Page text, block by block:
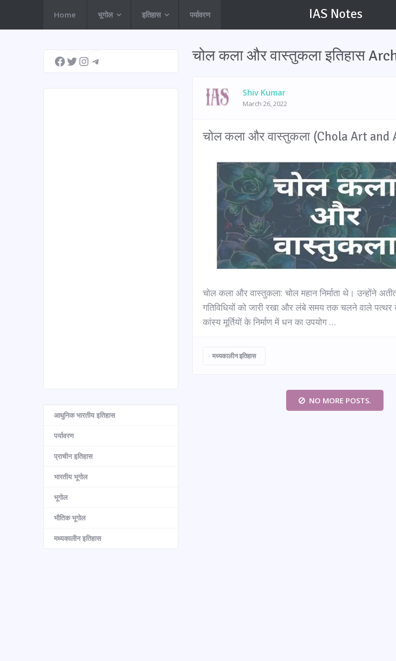
Home भूगोल इतिहास पर्यावरण IAS Notes
चोल कला और वास्तुकला इतिहास
Shiv Kumar
March 26, 2022
चोल कला और वास्तुकला (Chola Art
चोल कला और वास्तुकला: चोल महान निर्माता थे। उन्होंने
गतिविधियों को जारी रखा और लंबे समय तक चलने वाले पत्थर
कांस्य मूर्तियों के निर्माण में धन का उपयोग …
मध्यकालीन इतिहास
NO MORE POSTS.
Facebook
TwitterInstagram
आधुनिक भारतीय इतिहास
पर्यावरण
प्राचीन इतिहास
भारतीय भूगोल
भूगोल
भौतिक भूगोल
मध्यकालीन इतिहास